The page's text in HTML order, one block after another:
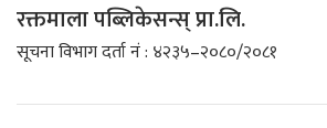
रक्तमाला पब्लिकेसन्स् प्रा.लि.
सूचना विभाग दर्ता नं : ४२३५–२०८०/२०८१